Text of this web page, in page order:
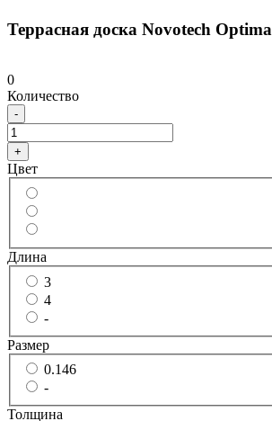
Террасная доска Novotech Optima
0
Количество
-
+
Цвет
Длина
3
4
-
Размер
0.146
-
Толщина